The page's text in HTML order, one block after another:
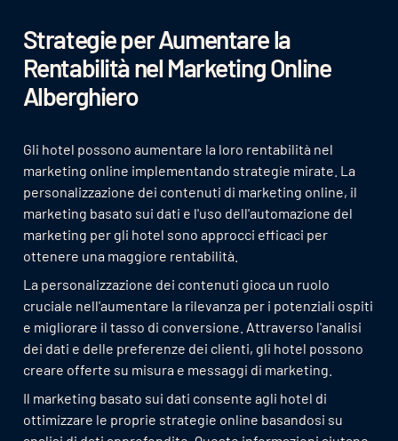
Strategie per Aumentare la
Rentabilità nel Marketing Online
Alberghiero
Gli hotel possono aumentare la loro rentabilità nel
marketing online implementando strategie mirate. La
personalizzazione dei contenuti di marketing online, il
marketing basato sui dati e l'uso dell'automazione del
marketing per gli hotel sono approcci efficaci per
ottenere una maggiore rentabilità.
La personalizzazione dei contenuti gioca un ruolo
cruciale nell'aumentare la rilevanza per i potenziali ospiti
e migliorare il tasso di conversione. Attraverso l'analisi
dei dati e delle preferenze dei clienti, gli hotel possono
creare offerte su misura e messaggi di marketing.
Il marketing basato sui dati consente agli hotel di
ottimizzare le proprie strategie online basandosi su